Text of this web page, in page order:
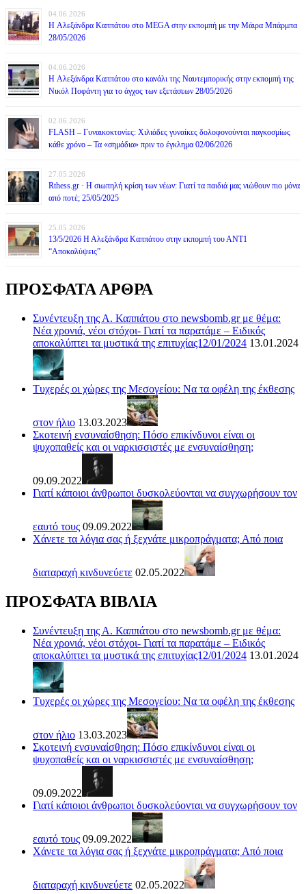
04.06.2026
H Αλεξάνδρα Καππάτου στο MEGA στην εκπομπή με την Μάιρα Mπάρμπα
28/05/2026
04.06.2026
H Αλεξάνδρα Καππάτου στο κανάλι της Ναυτεμπορικής στην εκπομπή της
Νικόλ Ποφάντη για το άγχος των εξετάσεων 28/05/2026
02.06.2026
FLASH – Γυναικοκτονίες: Χιλιάδες γυναίκες δολοφονούνται παγκοσμίως
κάθε χρόνο – Τα «σημάδια» πριν το έγκλημα 02/06/2026
27.05.2026
Rthess.gr · Η σιωπηλή κρίση των νέων: Γιατί τα παιδιά μας νιώθουν πιο μόνα
από ποτέ; 25/05/2025
25.05.2026
13/5/2026 Η Αλεξάνδρα Καππάτου στην εκπομπή του ΑΝΤ1
“Αποκαλύψεις”
ΠΡΟΣΦΑΤΑ ΑΡΘΡΑ
Συνέντευξη της Α. Καππάτου στο newsbomb.gr με θέμα:
Νέα χρονιά, νέοι στόχοι- Γιατί τα παρατάμε – Ειδικός
αποκαλύπτει τα μυστικά της επιτυχίας12/01/2024 13.01.2024
Τυχερές οι χώρες της Μεσογείου: Να τα οφέλη της έκθεσης
στον ήλιο 13.03.2023
Σκοτεινή ενσυναίσθηση: Πόσο επικίνδυνοι είναι οι
ψυχοπαθείς και οι ναρκισσιστές με ενσυναίσθηση;
09.09.2022
Γιατί κάποιοι άνθρωποι δυσκολεύονται να συγχωρήσουν τον
εαυτό τους 09.09.2022
Χάνετε τα λόγια σας ή ξεχνάτε μικροπράγματα; Από ποια
διαταραχή κινδυνεύετε 02.05.2022
ΠΡΟΣΦΑΤΑ ΒΙΒΛΙΑ
Συνέντευξη της Α. Καππάτου στο newsbomb.gr με θέμα:
Νέα χρονιά, νέοι στόχοι- Γιατί τα παρατάμε – Ειδικός
αποκαλύπτει τα μυστικά της επιτυχίας12/01/2024 13.01.2024
Τυχερές οι χώρες της Μεσογείου: Να τα οφέλη της έκθεσης
στον ήλιο 13.03.2023
Σκοτεινή ενσυναίσθηση: Πόσο επικίνδυνοι είναι οι
ψυχοπαθείς και οι ναρκισσιστές με ενσυναίσθηση;
09.09.2022
Γιατί κάποιοι άνθρωποι δυσκολεύονται να συγχωρήσουν τον
εαυτό τους 09.09.2022
Χάνετε τα λόγια σας ή ξεχνάτε μικροπράγματα; Από ποια
διαταραχή κινδυνεύετε 02.05.2022